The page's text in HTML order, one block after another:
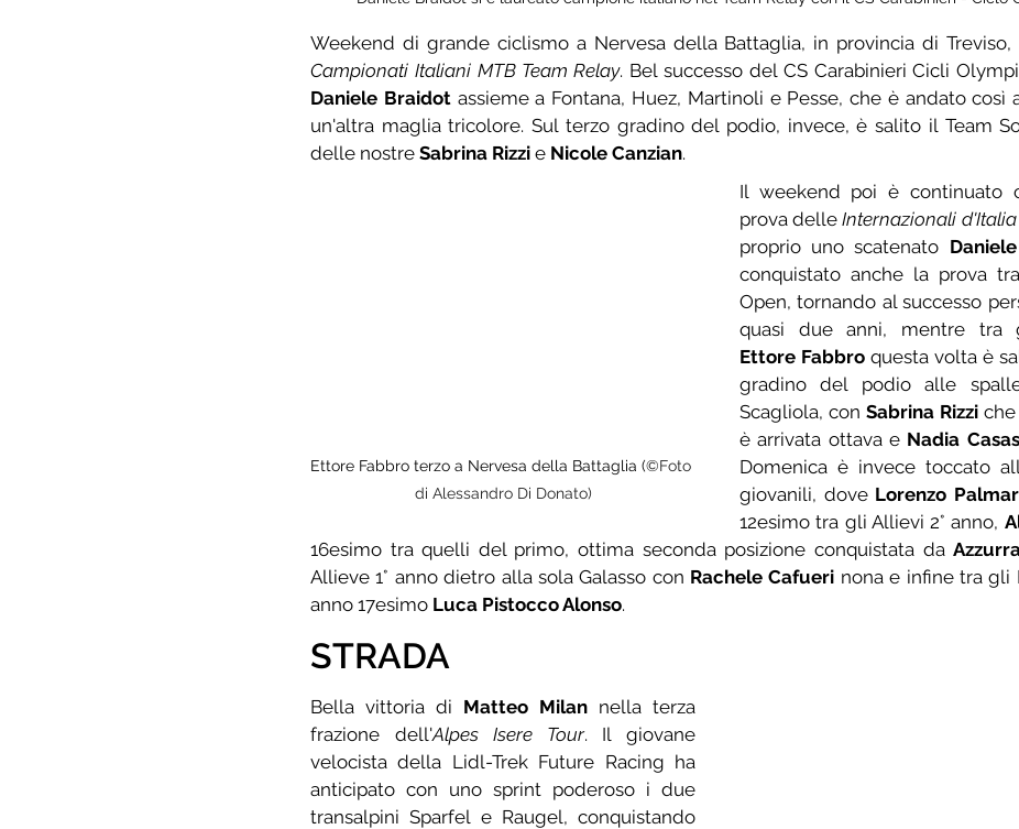
Campionati Italiani MTB Team Relay
Daniele Braidot assieme a Fontana, Huez, Martinoli e Pesse, che è andato così
un'altra maglia tricolore. Sul terzo gradino del podio, invece, è salito il Team
delle nostre Sabrina Rizzi e Nicole Canzian.
Ettore Fabbro terzo a Nervesa della Battaglia (©Foto
di Alessandro Di Donato)
Il weekend poi è continuato
prova delle Internazionali d'Italia
proprio uno scatenato
conquistato anche la prova
Open, tornando al successo
Ettore Fabbro questa volta è
gradino del podio alle
Scagliola, con Sabrina Rizzi
è arrivata ottava e Nadia
Domenica è invece toccato
giovanili, dove Lorenzo
12esimo tra gli Allievi 2° anno,
16esimo tra quelli del primo, ottima seconda posizione conquistata da
Allieve 1° anno dietro alla sola Galasso con Rachele Cafueri nona e infine tra gli
anno 17esimo Luca Pistocco Alonso.
STRADA
Bella vittoria di Matteo Milan nella terza
frazione dell'Alpes Isere Tour. Il giovane
velocista della Lidl-Trek Future Racing ha
anticipato con uno sprint poderoso i due
transalpini Sparfel e Raugel, conquistando